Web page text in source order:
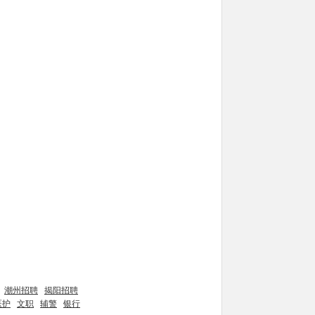
潮州招聘
揭阳招聘
护 文职 辅警 银行